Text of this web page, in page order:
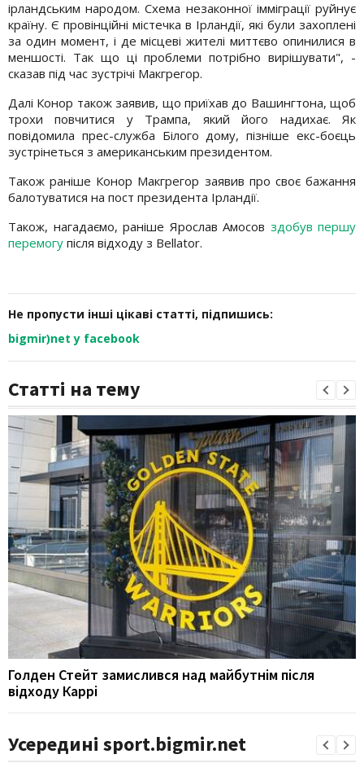
ірландським народом. Схема незаконної імміграції руйнує
країну. Є провінційні містечка в Ірландії, які були захоплені
за один момент, і де місцеві жителі миттєво опинилися в
меншості. Так що ці проблеми потрібно вирішувати", -
сказав під час зустрічі Макгрегор.
Далі Конор також заявив, що приїхав до Вашингтона, щоб
трохи повчитися у Трампа, який його надихає. Як
повідомила прес-служба Білого дому, пізніше екс-боєць
зустрінеться з американським президентом.
Також раніше Конор Макгрегор заявив про своє бажання
балотуватися на пост президента Ірландії.
Також, нагадаємо, раніше Ярослав Амосов здобув першу
перемогу після відходу з Bellator.
Не пропусти інші цікаві статті, підпишись:
bigmir)net у facebook
Статті на тему
Голден Стейт замислився над майбутнім після
відходу Каррі
Усередині sport.bigmir.net